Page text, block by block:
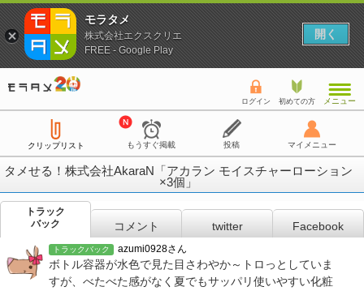
ログイン 初めての方 メニュー
クリップリスト もうすぐ掲載 投稿 マイメニュー
タメせる！株式会社AkaraN「アカラン モイスチャーローション
×3個」
トラック
バック
コメント twitter Facebook
トラックバック azumi0928さん
ボトル容器が水色で見た目さわやか～トロっとしていま
すが、べたべた感がなく夏でもサッパリ使いやすい化粧
モラタメ
株式会社エクスクリエ
FREE - Google Play
開く